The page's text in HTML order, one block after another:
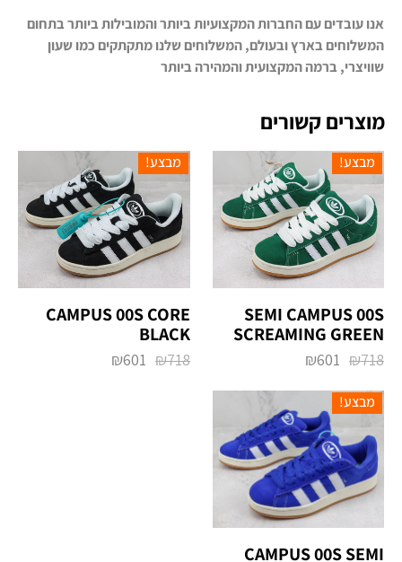
אנו עובדים עם החברות המקצועיות ביותר והמובילות ביותר בתחום
המשלוחים בארץ ובעולם, המשלוחים שלנו מתקתקים כמו שעון
שוויצרי, ברמה המקצועית והמהירה ביותר
מוצרים קשורים
מבצע!
‏CAMPUS 00S ‏SEMI
SCREAMING GREEN
₪718
₪601
מבצע!
CAMPUS 00S CORE
BLACK
₪718
₪601
מבצע!
CAMPUS 00S SEMI